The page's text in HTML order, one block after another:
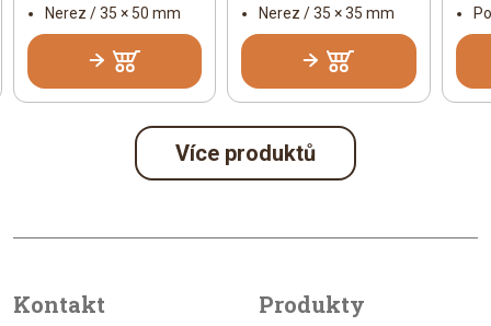
Nerez / 35 × 50 mm
Nerez / 35 × 35 mm
Více produktů
Kontakt Produkty